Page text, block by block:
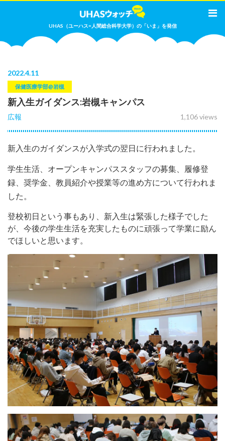
UHAS（ユーハス=人間総合科学大学）の「いま」を発信
2022.4.11
保健医療学部@岩槻
新入生ガイダンス:岩槻キャンパス
1,106 views
広報
新入生のガイダンスが入学式の翌日に行われました。
学生生活、オープンキャンパススタッフの募集、履修登
録、奨学金、教員紹介や授業等の進め方について行われま
した。
登校初日という事もあり、新入生は緊張した様子でした
が、今後の学生生活を充実したものに頑張って学業に励ん
でほしいと思います。